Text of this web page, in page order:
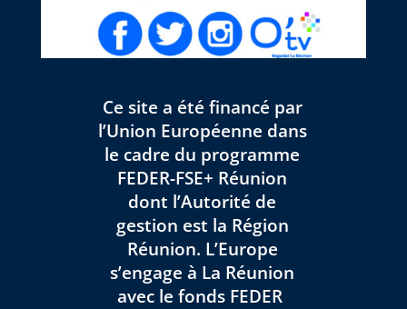
Ce site a été financé par
l’Union Européenne dans
le cadre du programme
FEDER-FSE+ Réunion
dont l’Autorité de
gestion est la Région
Réunion. L’Europe
s’engage à La Réunion
avec le fonds FEDER